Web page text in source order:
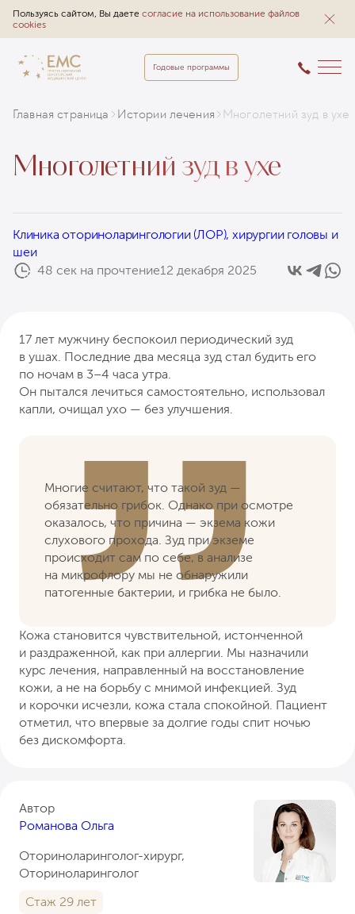
Пользуясь сайтом, Вы даете согласие на использование файлов
cookies
Годовые программы
Главная страница Истории лечения Многолетний зуд в ухе
Многолетний зуд в ухе
Клиника оториноларингологии (ЛОР), хирургии головы и
шеи
48 сек на прочтение12 декабря 2025
17 лет мужчину беспокоил периодический зуд
в ушах. Последние два месяца зуд стал будить его
по ночам в 3–4 часа утра.
Он пытался лечиться самостоятельно, использовал
капли, очищал ухо — без улучшения.
Многие считают, что такой зуд —
обязательно грибок. Однако при осмотре
оказалось, что причина — экзема кожи
слухового прохода. Зуд при экземе
происходит сам по себе, в анализе
на микрофлору мы не обнаружили
патогенные бактерии, и грибка не было.
Кожа становится чувствительной, истонченной
и раздраженной, как при аллергии. Мы назначили
курс лечения, направленный на восстановление
кожи, а не на борьбу с мнимой инфекцией. Зуд
и корочки исчезли, кожа стала спокойной. Пациент
отметил, что впервые за долгие годы спит ночью
без дискомфорта.
Автор
Романова Ольга
Оториноларинголог-хирург,
Оториноларинголог
Стаж 29 лет